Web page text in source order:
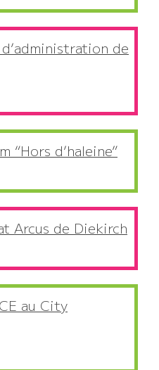
de
“Hors d’haleine”
Arcus de Diekirch
au City